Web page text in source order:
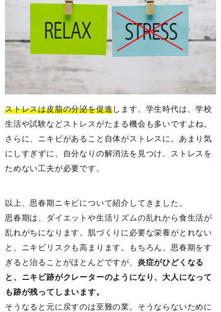
ストレスは皮脂の分泌を促進します。学生時代は、学校
生活や試験などストレスがたまる機会も多いですよね。
さらに、ニキビがあること自体がストレスに。あまり気
にしすぎずに、自分なりの解消法を見つけ、ストレスを
ためない工夫が必要です。
以上、思春期ニキビについて紹介してきました。
思春期は、ダイエットや生活リズムの乱れから食生活が
乱れがちになります。肌づくりに必要な栄養がとれない
と、ニキビリスクも高まります。もちろん、思春期をす
ぎると治ることがほとんどですが、 炎症がひどくなる
と、ニキビ跡がクレーターのようになり、大人になって
も跡が残ってしまいます。
そうなると元に戻すのは至難の業。そうならないために